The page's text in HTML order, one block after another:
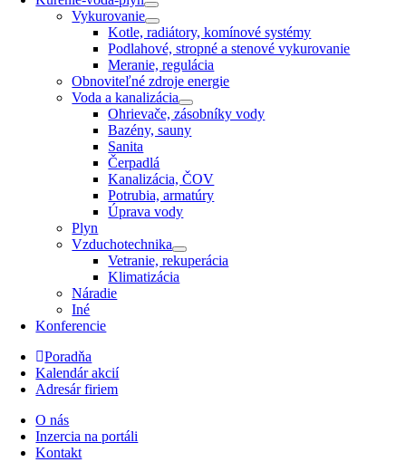
Vykurovanie
Kotle, radiátory, komínové systémy
Podlahové, stropné a stenové vykurovanie
Meranie, regulácia
Obnoviteľné zdroje energie
Voda a kanalizácia
Ohrievače, zásobníky vody
Bazény, sauny
Sanita
Čerpadlá
Kanalizácia, ČOV
Potrubia, armatúry
Úprava vody
Plyn
Vzduchotechnika
Vetranie, rekuperácia
Klimatizácia
Náradie
Iné
Konferencie
Poradňa
Kalendár akcií
Adresár firiem
O nás
Inzercia na portáli
Kontakt